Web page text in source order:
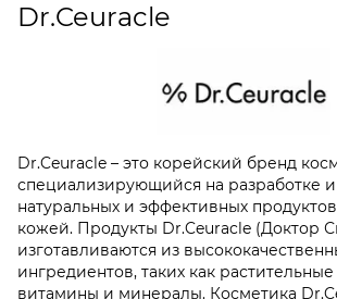
Dr.Ceuracle
Dr.Ceuracle – это корейский бренд
специализирующийся на разработке
натуральных и эффективных продуктов
кожей. Продукты Dr.Ceuracle (Доктор
изготавливаются из
ингредиентов, таких как растительные
витамины и минералы. Косметика